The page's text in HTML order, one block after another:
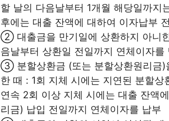
할 날의 다음날부터 1개월 해당일까지
후에는 대출 잔액에 대하여 이자납부
② 대출금을 만기일에 상환하지 아니
음날부터 상환일 전일까지 연체이자를
③ 분할상환금 (또는 분할상환원리금)
한 때 : 1회 지체 시에는 지연된 분할
연속 2회 이상 지체 시에는 대출 잔액
리금) 납입 전일까지 연체이자를 납부